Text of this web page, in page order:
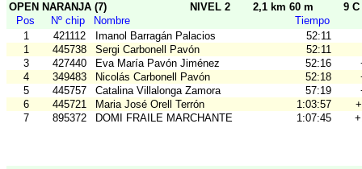
OPEN NARANJA (7) NIVEL 2 2,1 km 60 m
9 C
Pos
Nº chip Nombre
Tiempo
1
421112 Imanol Barragán Palacios
52:11
1
445738 Sergi Carbonell Pavón
52:11
3
427440 Eva María Pavón Jiménez 52:16
4
349483 Nicolás Carbonell Pavón 52:18
5
445757 Catalina Villalonga Zamora 57:19
6
445721 Maria José Orell Terrón 1:03:57
7
895372 DOMI FRAILE MARCHANTE 1:07:45